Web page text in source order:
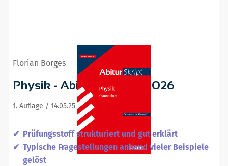
Florian Borges
Physik - AbiturSkript ab 2026
1. Auflage / 14.05.25
Prüfungsstoff strukturiert und gut erklärt
Typische Fragestellungen anhand vieler Beispiele
gelöst